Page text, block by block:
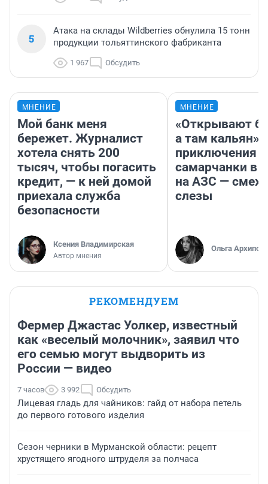
5
Атака на склады Wildberries обнулила 15 тонн
продукции тольяттинского фабриканта
1 967 Обсудить
МНЕНИЕ
Мой банк меня
бережет. Журналист
хотела снять 200
тысяч, чтобы погасить
кредит, — к ней домой
приехала служба
безопасности
Ксения Владимирская
Автор мнения
МНЕНИЕ
«Открывают
а там кальян»:
приключения
самарчанки в
на АЗС — смех
слезы
Ольга Архипова
РЕКОМЕНДУЕМ
Фермер Джастас Уолкер, известный
как «веселый молочник», заявил что
его семью могут выдворить из
России — видео
7 часов 3 992 Обсудить
Лицевая гладь для чайников: гайд от набора петель
до первого готового изделия
Сезон черники в Мурманской области: рецепт
хрустящего ягодного штруделя за полчаса